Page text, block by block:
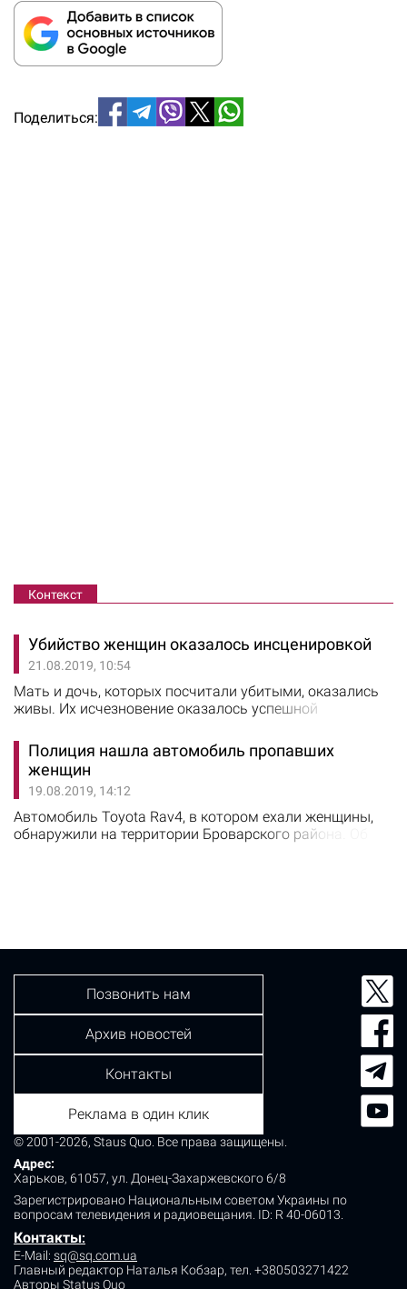
Поделиться:
Контекст
Убийство женщин оказалось инсценировкой
21.08.2019, 10:54
Мать и дочь, которых посчитали убитыми, оказались
живы. Их исчезновение оказалось успешной
Киевской области. Выяснилось, что женщину поручил
убить бывший муж старшей женщины, чтобы не
делить с ней имущество после развода. Действовал
злоумышленник в сговоре со своей нынешней
супругой. Убийство экс-жены и ее дочери мужчина
оценил…
Полиция нашла автомобиль пропавших
женщин
19.08.2019, 14:12
Автомобиль Toyota Rav4, в котором ехали женщины,
обнаружили на территории Броварского района. Об
© 2001-2026, Staus Quo. Все права защищены.
Адрес:
Харьков, 61057, ул. Донец-Захаржевского 6/8
Зарегистрировано Национальным советом Украины по
вопросам телевидения и радиовещания. ID: R 40-06013.
Контакты:
E-Mail: sq@sq.com.ua
Главный редактор Наталья Кобзар, тел. +380503271422
Авторы Status Quo
Позвонить нам
Архив новостей
Контакты
Реклама в один клик